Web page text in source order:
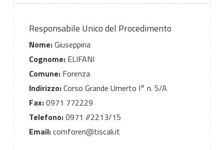
Responsabile Unico del Procedimento
Nome:Giuseppina
Cognome:ELIFANI
Comune:Forenza
Indirizzo:Corso Grande Umerto I° n. 5/A
Fax:0971 772229
Telefono:0971 //2213/15
Email:comforen@tiscali.it